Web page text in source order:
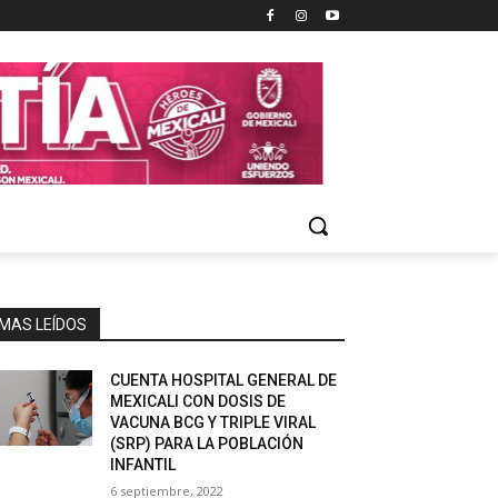
MAS LEÍDOS
CUENTA HOSPITAL GENERAL DE
MEXICALI CON DOSIS DE
VACUNA BCG Y TRIPLE VIRAL
(SRP) PARA LA POBLACIÓN
INFANTIL
6 septiembre, 2022